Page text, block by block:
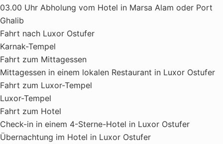
03.00 Uhr Abholung vom Hotel in Marsa Alam oder Port
Ghalib
Fahrt nach Luxor Ostufer
Karnak-Tempel
Fahrt zum Mittagessen
Mittagessen in einem lokalen Restaurant in Luxor Ostufer
Fahrt zum Luxor-Tempel
Luxor-Tempel
Fahrt zum Hotel
Check-in in einem 4-Sterne-Hotel in Luxor Ostufer
Übernachtung im Hotel in Luxor Ostufer